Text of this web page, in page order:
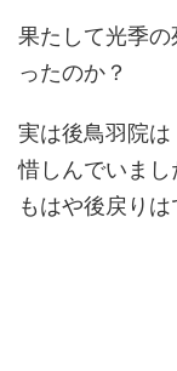
果たして光季
ったのか？
実は後鳥羽院
惜しんでいま
もはや後戻りは